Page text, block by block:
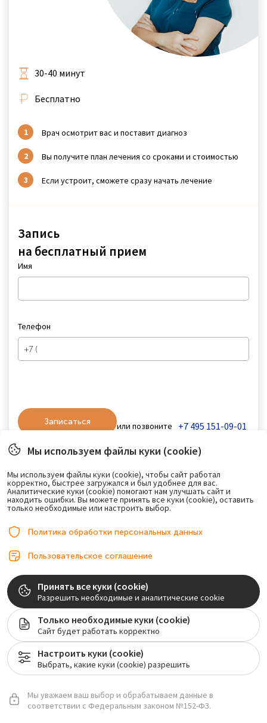
Запись
на бесплатный прием
Имя
Телефон
Записаться или позвоните +7 495 151-09-01
Нажимая на кнопку «Записаться», Вы даёте согласие на обработку
персональных данных и соглашаетесь сПолитикой
30-40 минут
Бесплатно
Врач осмотрит вас и поставит диагноз
Вы получите план лечения со сроками и стоимостью
Если устроит, сможете сразу начать лечение
Мы используем файлы куки (cookie)
Мы используем файлы куки (cookie), чтобы сайт работал
корректно, быстрее загружался и был удобнее для вас.
Аналитические куки (cookie) помогают нам улучшать сайт и
находить ошибки. Вы можете принять все куки (cookie), оставить
только необходимые или настроить выбор.
Политика обработки персональных данных
Пользовательское соглашение
Принять все куки (cookie)
Разрешить необходимые и аналитические cookie
Только необходимые куки (cookie)
Сайт будет работать корректно
Настроить куки (cookie)
Выбрать, какие куки (cookie) разрешить
Мы уважаем ваш выбор и обрабатываем данные в
соответствии с Федеральным законом №152-ФЗ.